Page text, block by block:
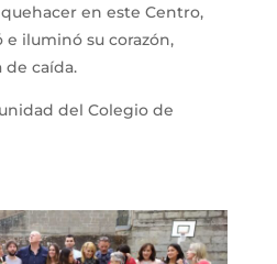
en este Centro,
iluminó su corazón,
de caída.
del Colegio de